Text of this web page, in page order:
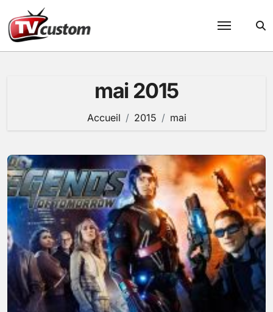
au
contenu
mai 2015
Accueil 2015 mai